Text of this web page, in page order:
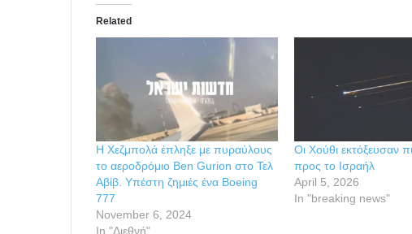
Related
Η Χεζμπολά έπληξε με πυραύλους
το αεροδρόμιο Ben Gurion στο Τελ
Αβίβ. Υπέστη ζημιές ένα Boeing
777
November 6, 2024
In "Διεθνή"
Οι Χούθι εκτόξευσαν
προς το Ισραήλ
April 5, 2026
In "breaking news"